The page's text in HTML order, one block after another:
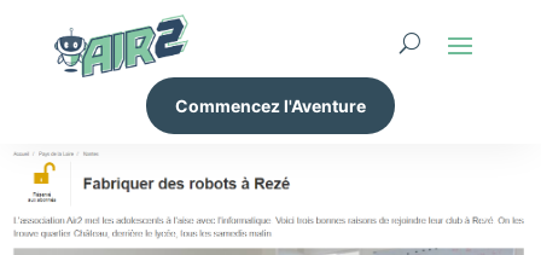
Commencez l'Aventure